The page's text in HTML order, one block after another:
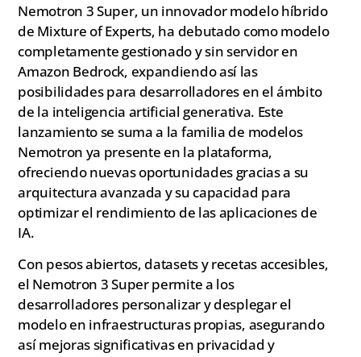
Nemotron 3 Super, un innovador modelo híbrido
de Mixture of Experts, ha debutado como modelo
completamente gestionado y sin servidor en
Amazon Bedrock, expandiendo así las
posibilidades para desarrolladores en el ámbito
de la inteligencia artificial generativa. Este
lanzamiento se suma a la familia de modelos
Nemotron ya presente en la plataforma,
ofreciendo nuevas oportunidades gracias a su
arquitectura avanzada y su capacidad para
optimizar el rendimiento de las aplicaciones de
IA.
Con pesos abiertos, datasets y recetas accesibles,
el Nemotron 3 Super permite a los
desarrolladores personalizar y desplegar el
modelo en infraestructuras propias, asegurando
así mejoras significativas en privacidad y